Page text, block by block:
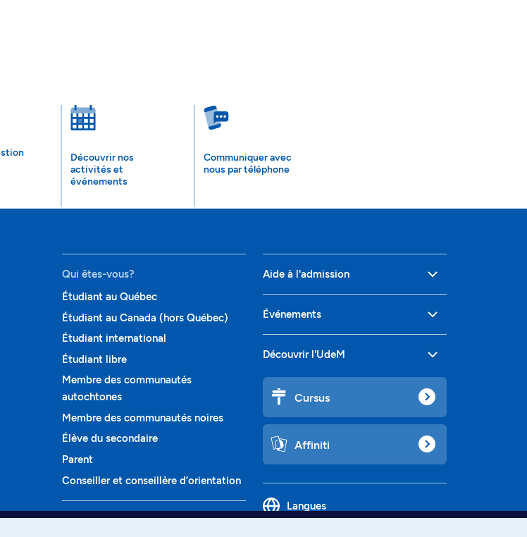
Découvrir nos
activités et
événements
Communiquer avec
nous par téléphone
Qui êtes-vous?
Étudiant au Québec
Étudiant au Canada (hors Québec)
Étudiant international
Étudiant libre
Membre des communautés
autochtones
Membre des communautés noires
Élève du secondaire
Parent
Conseiller et conseillère d’orientation
Programmes et cours
Aide à l'admission
Événements
Découvrir l'UdeM
Cursus
Affiniti
Langues